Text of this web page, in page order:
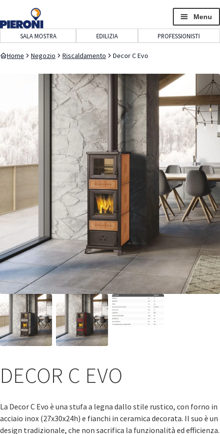
navigazione
contenuto
Menu
SALA MOSTRA EDILIZIA PROFESSIONISTI
Home Negozio Riscaldamento Decor C Evo
DECOR C EVO
La Decor C Evo è una stufa a legna dallo stile rustico, con forno in
acciaio inox (27x30x24h) e fianchi in ceramica decorata. Il suo è un
design tradizionale, che non sacrifica la funzionalità ed efficienza.